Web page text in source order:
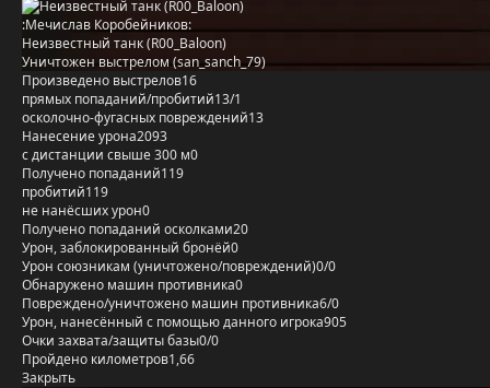
:Мечислав Коробейников:
Неизвестный танк (R00_Baloon)
Уничтожен выстрелом (san_sanch_79)
Произведено выстрелов16
прямых попаданий/пробитий13/1
осколочно-фугасных повреждений13
Нанесение урона2093
с дистанции свыше 300 м0
Получено попаданий119
пробитий119
не нанёсших урон0
Получено попаданий осколками20
Урон, заблокированный бронёй0
Урон союзникам (уничтожено/повреждений)0/0
Обнаружено машин противника0
Повреждено/уничтожено машин противника6/0
Урон, нанесённый с помощью данного игрока905
Очки захвата/защиты базы0/0
Пройдено километров1,66
Закрыть